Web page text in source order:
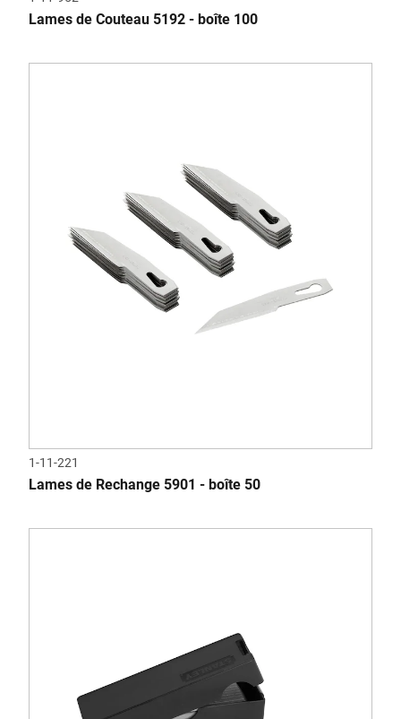
Lames de Couteau 5192 - boîte 100
1-11-221
Lames de Rechange 5901 - boîte 50